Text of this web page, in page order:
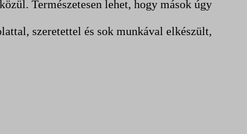
Természetesen lehet, hogy mások úgy
szeretettel és sok munkával elkészült,